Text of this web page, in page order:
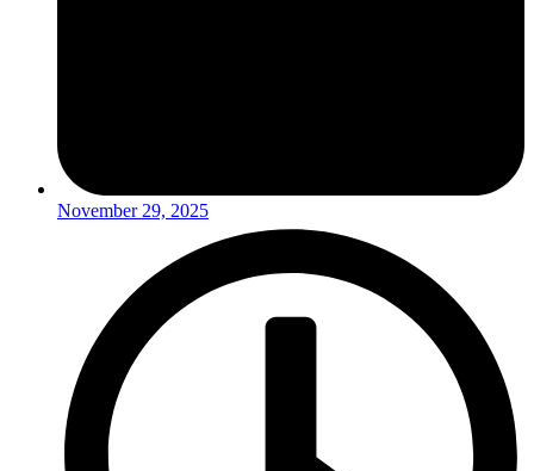
November 29, 2025